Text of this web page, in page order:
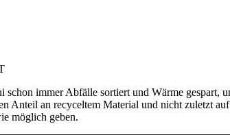
schon immer Abfälle sortiert und Wärme gespart,
Anteil an recyceltem Material und nicht zuletzt
möglich geben.